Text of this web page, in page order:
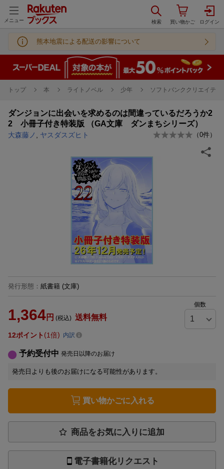
メニュー
熊本地震による配送の影響について
トップ 本 ライトノベル 少年 ソフトバンククリエイティ
ダンジョンに出会いを求めるのは間違っているだろうか2
2 小冊子付き特装版 （GA文庫 ダンまちシリーズ）
大森藤ノ ヤスダスズヒト （0件）
発行形態 ： 紙書籍 (文庫)
1,364円 (税込) 送料無料
個数
12ポイント 1倍 内訳
予約受付中 発売日以降のお届け
発売日よりも後のお届けになる可能性があります。
買い物かごに入れる
商品をお気に入りに追加
電子書籍化リクエスト